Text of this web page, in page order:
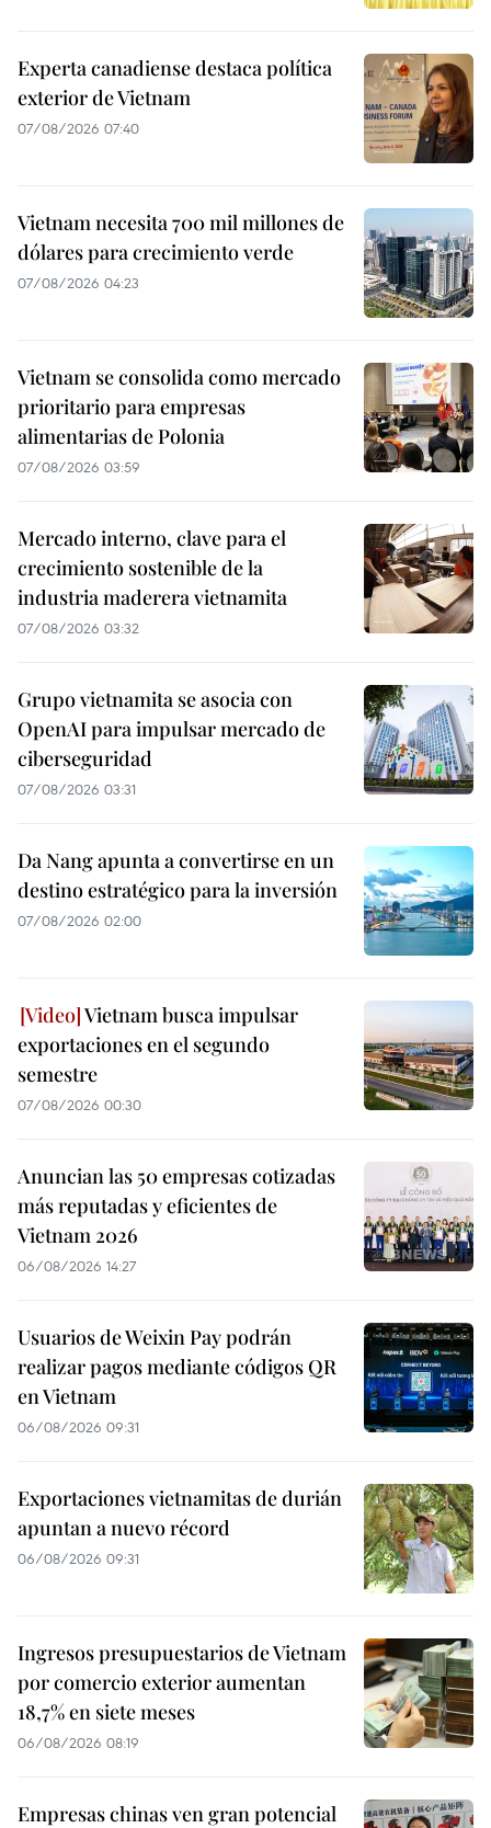
Experta canadiense destaca política
exterior de Vietnam
07/08/2026 07:40
Vietnam necesita 700 mil millones de
dólares para crecimiento verde
07/08/2026 04:23
Vietnam se consolida como mercado
prioritario para empresas
alimentarias de Polonia
07/08/2026 03:59
Mercado interno, clave para el
crecimiento sostenible de la
industria maderera vietnamita
07/08/2026 03:32
Grupo vietnamita se asocia con
OpenAI para impulsar mercado de
ciberseguridad
07/08/2026 03:31
Da Nang apunta a convertirse en un
destino estratégico para la inversión
07/08/2026 02:00
Vietnam busca impulsar
exportaciones en el segundo
semestre
07/08/2026 00:30
Anuncian las 50 empresas cotizadas
más reputadas y eficientes de
Vietnam 2026
06/08/2026 14:27
Usuarios de Weixin Pay podrán
realizar pagos mediante códigos QR
en Vietnam
06/08/2026 09:31
Exportaciones vietnamitas de durián
apuntan a nuevo récord
06/08/2026 09:31
Ingresos presupuestarios de Vietnam
por comercio exterior aumentan
18,7% en siete meses
06/08/2026 08:19
Empresas chinas ven gran potencial